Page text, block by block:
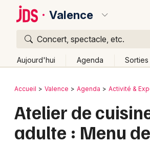
Valence
Concert, spectacle, etc.
Aujourd'hui Agenda Sorties
Publier un événement
Bordeaux
Colmar
Retour
Accueil Valence Agenda Activité &
Atelier de
adulte : Menu
Quoi ?
Où ?
Partout
Près de moi Changer de
Quand ?